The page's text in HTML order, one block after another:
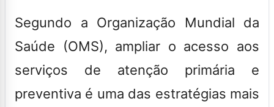
Segundo a Organização Mundial da
Saúde (OMS), ampliar o acesso aos
serviços de atenção primária e
preventiva é uma das estratégias mais